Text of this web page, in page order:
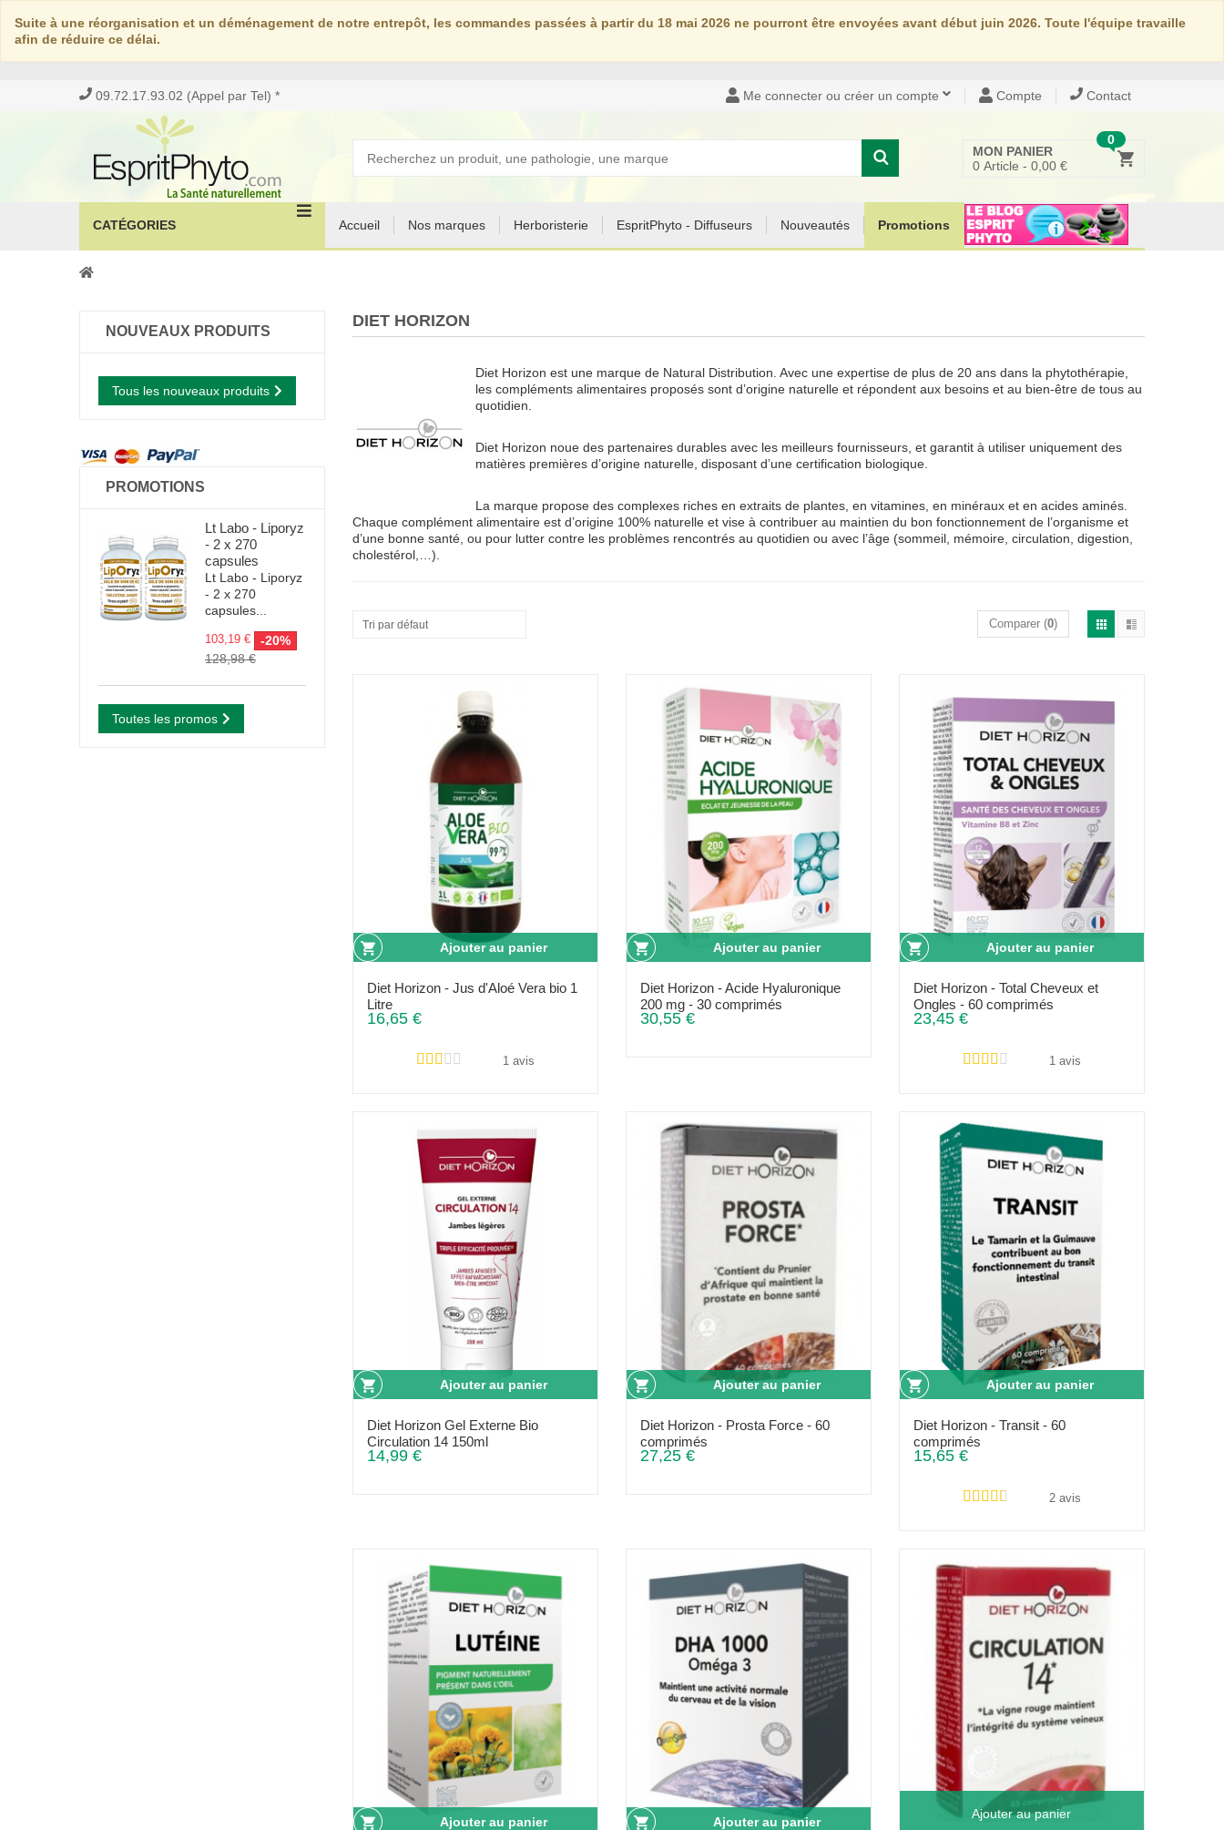
Suite à une réorganisation et un déménagement de notre entrepôt, les commandes passées à partir du 18 mai 2026 ne pourront être envoyées avant début juin 2026. Toute l'équipe travaille
afin de réduire ce délai.
09.72.17.93.02 (Appel par Tel) * Me connecter ou créer un compte Compte Contact
0
MON PANIER
0 Article - 0,00 €
CATÉGORIES Accueil Nos marques Herboristerie EspritPhyto - Diffuseurs Nouveautés Promotions
DIET HORIZON
Diet Horizon est une marque de Natural Distribution. Avec une expertise de plus de 20 ans dans la phytothérapie,
les compléments alimentaires proposés sont d’origine naturelle et répondent aux besoins et au bien-être de tous au
quotidien.
Diet Horizon noue des partenaires durables avec les meilleurs fournisseurs, et garantit à utiliser uniquement des
matières premières d’origine naturelle, disposant d’une certification biologique.
La marque propose des complexes riches en extraits de plantes, en vitamines, en minéraux et en acides aminés.
Chaque complément alimentaire est d’origine 100% naturelle et vise à contribuer au maintien du bon fonctionnement de l’organisme et
d’une bonne santé, ou pour lutter contre les problèmes rencontrés au quotidien ou avec l’âge (sommeil, mémoire, circulation, digestion,
cholestérol,…).
Tri par défaut Comparer (0)
Ajouter au panier
Diet Horizon - Jus d'Aloé Vera bio 1
Litre
16,65 €
1 avis
Ajouter au panier
Diet Horizon - Acide Hyaluronique
200 mg - 30 comprimés
30,55 €
Ajouter au panier
Diet Horizon - Total Cheveux et
Ongles - 60 comprimés
23,45 €
1 avis
Ajouter au panier
Diet Horizon Gel Externe Bio
Circulation 14 150ml
14,99 €
Ajouter au panier
Diet Horizon - Prosta Force - 60
comprimés
27,25 €
Ajouter au panier
Diet Horizon - Transit - 60
comprimés
15,65 €
2 avis
Ajouter au panier Ajouter au panier
Ajouter au panier
NOUVEAUX PRODUITS
Tous les nouveaux produits
PROMOTIONS
Lt Labo - Liporyz
- 2 x 270
capsules
Lt Labo - Liporyz
- 2 x 270
capsules...
103,19 €
-20%
128,98 €
Toutes les promos